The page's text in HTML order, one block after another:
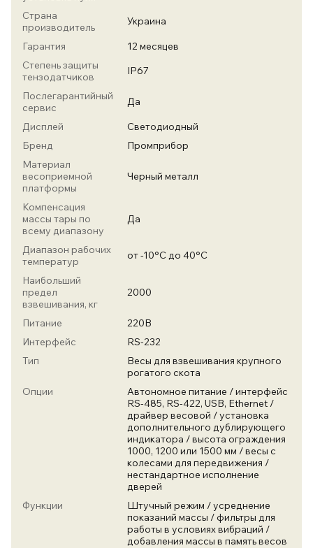
Страна
производитель
Украина
Гарантия
12 месяцев
Степень защиты
тензодатчиков
IP67
Послегарантийный
сервис
Да
Дисплей
Светодиодный
Бренд
Промприбор
Материал
весоприемной
платформы
Черный металл
Компенсация
массы тары по
всему диапазону
Да
Диапазон рабочих
температур
от -10°С до 40°С
Наибольший
предел
взвешивания, кг
2000
Питание
220В
Интерфейс
RS-232
Тип
Весы для взвешивания крупного
рогатого скота
Опции
Автономное питание / интерфейс
RS-485, RS-422, USB, Ethernet /
драйвер весовой / установка
дополнительного дублирующего
индикатора / высота ограждения
1000, 1200 или 1500 мм / весы с
колесами для передвижения /
нестандартное исполнение
дверей
Функции
Штучный режим / усреднение
показаний массы / фильтры для
работы в условиях вибраций /
добавления массы в память весов